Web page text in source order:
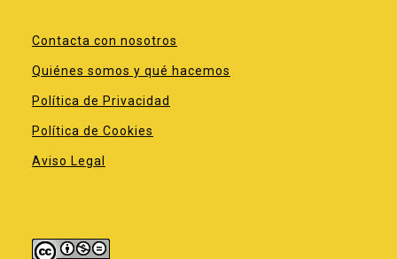
Contacta con nosotros
Quiénes somos y qué hacemos
Política de Privacidad
Política de Cookies
Aviso Legal